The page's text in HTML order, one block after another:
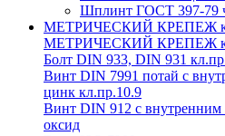
Шплинт ГОСТ 397-79
МЕТРИЧЕСКИЙ КРЕПЕЖ
МЕТРИЧЕСКИЙ КРЕПЕЖ
Болт DIN 933, DIN 931
Винт DIN 7991 потай с
цинк кл.пр.10.9
Винт DIN 912 с
оксид